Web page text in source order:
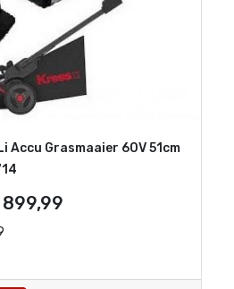
Accu Grasmaaier 60V 51cm
899,99